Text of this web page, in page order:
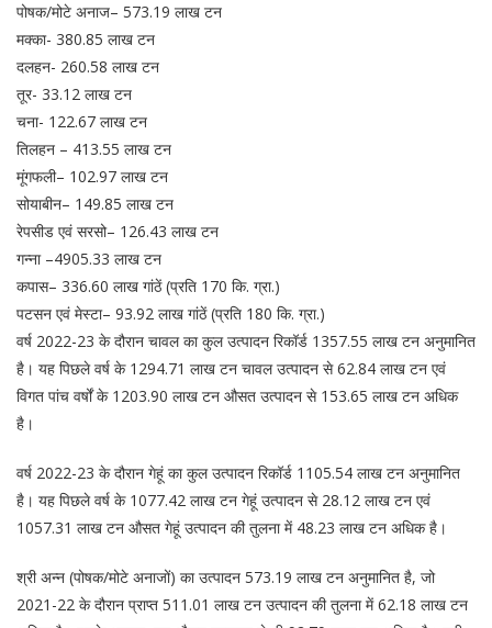
पोषक/मोटे अनाज– 573.19 लाख टन
मक्‍का- 380.85 लाख टन
दलहन- 260.58 लाख टन
तूर- 33.12 लाख टन
चना- 122.67 लाख टन
तिलहन – 413.55 लाख टन
मूंगफली– 102.97 लाख टन
सोयाबीन– 149.85 लाख टन
रेपसीड एवं सरसो– 126.43 लाख टन
गन्‍ना –4905.33 लाख टन
कपास– 336.60 लाख गांठें (प्रति 170 कि. ग्रा.)
पटसन एवं मेस्‍टा– 93.92 लाख गांठें (प्रति 180 कि. ग्रा.)
वर्ष 2022-23 के दौरान चावल का कुल उत्‍पादन रिकॉर्ड 1357.55 लाख टन अनुमानित
है। यह पिछले वर्ष के 1294.71 लाख टन चावल उत्पादन से 62.84 लाख टन एवं
विगत पांच वर्षों के 1203.90 लाख टन औसत उत्‍पादन से 153.65 लाख टन अधिक
है।
वर्ष 2022-23 के दौरान गेहूं का कुल उत्‍पादन रिकॉर्ड 1105.54 लाख टन अनुमानित
है। यह पिछले वर्ष के 1077.42 लाख टन गेहूं उत्पादन से 28.12 लाख टन एवं
1057.31 लाख टन औसत गेहूं उत्‍पादन की तुलना में 48.23 लाख टन अधिक है।
श्री अन्न (पोषक/मोटे अनाजों) का उत्‍पादन 573.19 लाख टन अनुमानित है, जो
2021-22 के दौरान प्राप्त 511.01 लाख टन उत्‍पादन की तुलना में 62.18 लाख टन